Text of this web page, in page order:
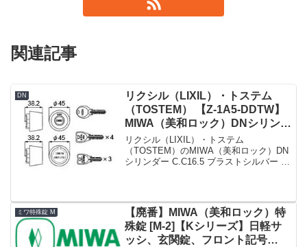
関連記事
DN
リクシル（LIXIL）・トステム
（TOSTEM） 【Z-1A5-DDTW】
MIWA（美和ロック）DNシリンダ
ー C.C16.5 玄関ドア用 ブラスト
シルバー 2個同一
リクシル（LIXIL）・トステム
（TOSTEM）のMIWA（美和ロック）DN
シリンダー C.C16.5 ブラストシルバー 2
ミワ特殊錠 M
【廃番】MIWA（美和ロック）特
殊錠 [M-2]【Kシリーズ】日軽サ
ッシ、玄関錠、フロント記号